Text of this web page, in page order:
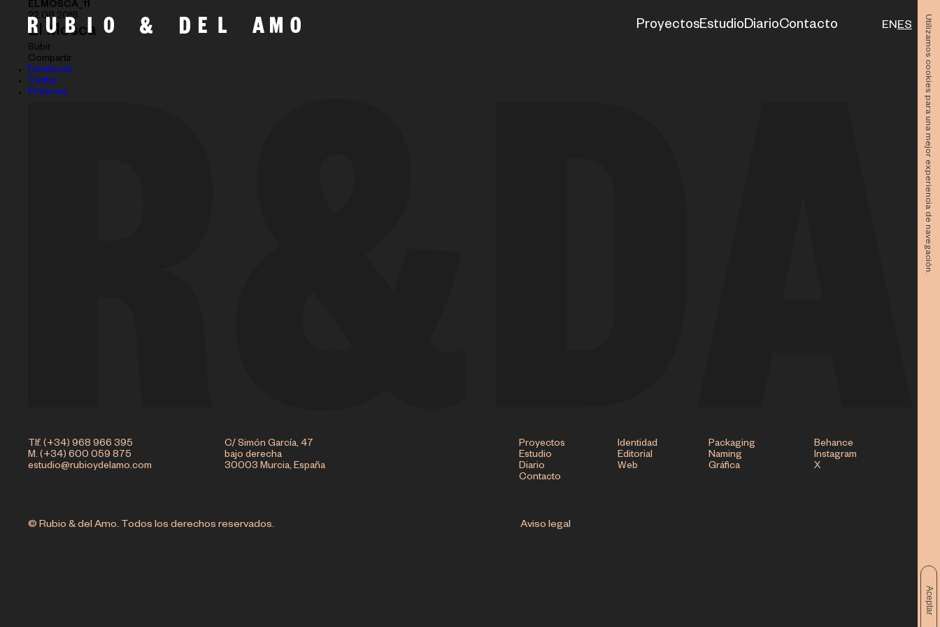
Utilizamos cookies para una mejor experiencia de navegación.
Aceptar
ProyectosEstudioDiarioContacto ENES
ELMOSCA_11
22.08.2018
El Mosca
Subir
Compartir
Facebook
Twitter
Pinterest
Tlf. (+34) 968 966 395
M. (+34) 600 059 875
estudio@rubioydelamo.com
C/ Simón García, 47
bajo derecha
30003 Murcia, España
Proyectos
Estudio
Diario
Contacto
Identidad
Packaging
Editorial
Naming
Web
Gráfica
Behance
Instagram
X
© Rubio & del Amo. Todos los derechos reservados. Aviso legal